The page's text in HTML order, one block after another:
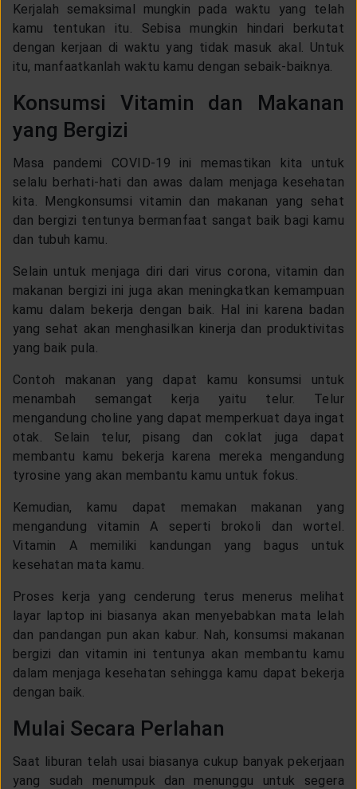
Kerjalah semaksimal mungkin pada waktu yang telah
kamu tentukan itu. Sebisa mungkin hindari berkutat
dengan kerjaan di waktu yang tidak masuk akal. Untuk
itu, manfaatkanlah waktu kamu dengan sebaik-baiknya.
Konsumsi Vitamin dan Makanan
yang Bergizi
Masa pandemi COVID-19 ini memastikan kita untuk
selalu berhati-hati dan awas dalam menjaga kesehatan
kita. Mengkonsumsi vitamin dan makanan yang sehat
dan bergizi tentunya bermanfaat sangat baik bagi kamu
dan tubuh kamu.
Selain untuk menjaga diri dari virus corona, vitamin dan
makanan bergizi ini juga akan meningkatkan kemampuan
kamu dalam bekerja dengan baik. Hal ini karena badan
yang sehat akan menghasilkan kinerja dan produktivitas
yang baik pula.
Contoh makanan yang dapat kamu konsumsi untuk
menambah semangat kerja yaitu telur. Telur
mengandung choline yang dapat memperkuat daya ingat
otak. Selain telur, pisang dan coklat juga dapat
membantu kamu bekerja karena mereka mengandung
tyrosine yang akan membantu kamu untuk fokus.
Kemudian, kamu dapat memakan makanan yang
mengandung vitamin A seperti brokoli dan wortel.
Vitamin A memiliki kandungan yang bagus untuk
kesehatan mata kamu.
Proses kerja yang cenderung terus menerus melihat
layar laptop ini biasanya akan menyebabkan mata lelah
dan pandangan pun akan kabur. Nah, konsumsi makanan
bergizi dan vitamin ini tentunya akan membantu kamu
dalam menjaga kesehatan sehingga kamu dapat bekerja
dengan baik.
Mulai Secara Perlahan
Saat liburan telah usai biasanya cukup banyak pekerjaan
yang sudah menumpuk dan menunggu untuk segera